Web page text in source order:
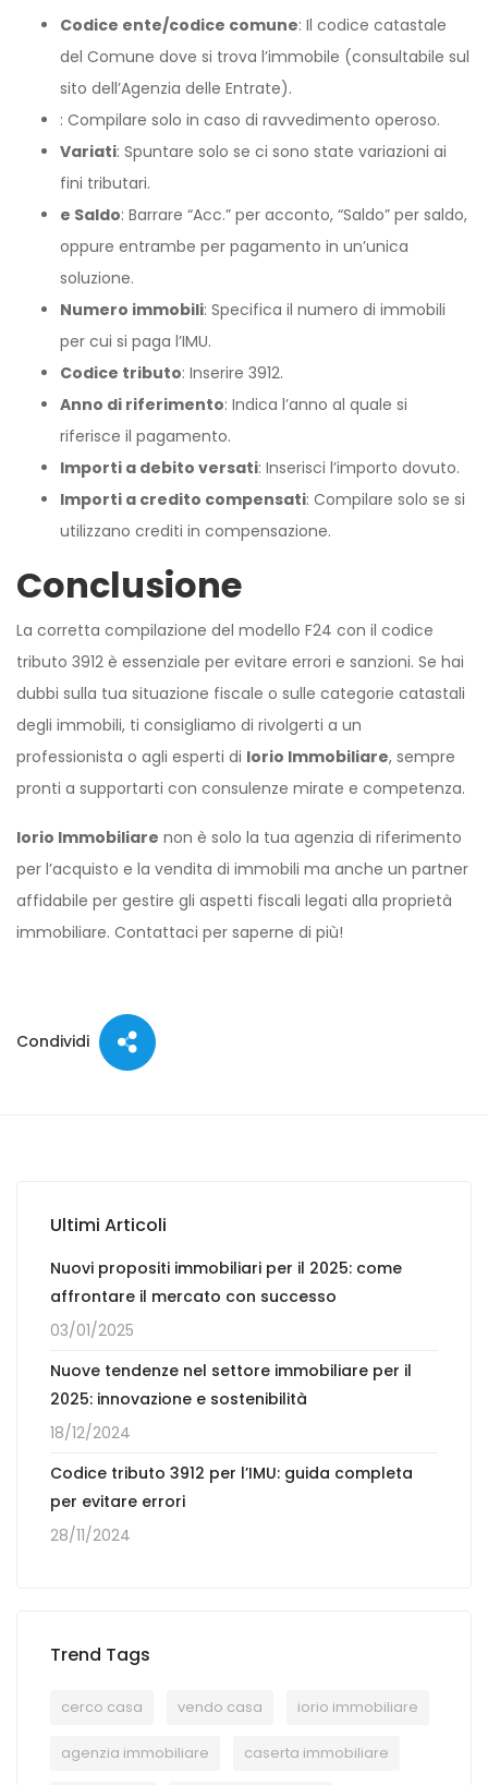
Codice ente/codice comune: Il codice catastale
del Comune dove si trova l’immobile (consultabile sul
sito dell’Agenzia delle Entrate).
: Compilare solo in caso di ravvedimento operoso.
Variati: Spuntare solo se ci sono state variazioni ai
fini tributari.
e Saldo: Barrare “Acc.” per acconto, “Saldo” per saldo,
oppure entrambe per pagamento in un’unica
soluzione.
Numero immobili: Specifica il numero di immobili
per cui si paga l’IMU.
Codice tributo: Inserire 3912.
Anno di riferimento: Indica l’anno al quale si
riferisce il pagamento.
Importi a debito versati: Inserisci l’importo dovuto.
Importi a credito compensati: Compilare solo se si
utilizzano crediti in compensazione.
Conclusione
La corretta compilazione del modello F24 con il codice
tributo 3912 è essenziale per evitare errori e sanzioni. Se hai
dubbi sulla tua situazione fiscale o sulle categorie catastali
degli immobili, ti consigliamo di rivolgerti a un
professionista o agli esperti di Iorio Immobiliare, sempre
pronti a supportarti con consulenze mirate e competenza.
Iorio Immobiliare non è solo la tua agenzia di riferimento
per l’acquisto e la vendita di immobili ma anche un partner
affidabile per gestire gli aspetti fiscali legati alla proprietà
immobiliare. Contattaci per saperne di più!
Condividi
Ultimi Articoli
Nuovi propositi immobiliari per il 2025: come
affrontare il mercato con successo
03/01/2025
Nuove tendenze nel settore immobiliare per il
2025: innovazione e sostenibilità
18/12/2024
Codice tributo 3912 per l’IMU: guida completa
per evitare errori
28/11/2024
Trend Tags
cerco casa vendo casa iorio immobiliare
agenzia immobiliare caserta immobiliare